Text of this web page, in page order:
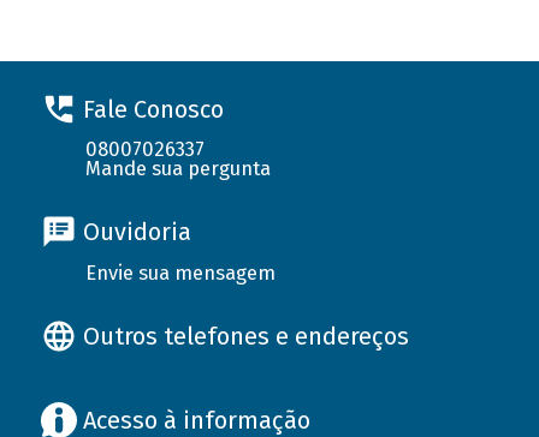
Fale Conosco
08007026337
Mande sua pergunta
Ouvidoria
Envie sua mensagem
Outros telefones e endereços
Acesso à informação